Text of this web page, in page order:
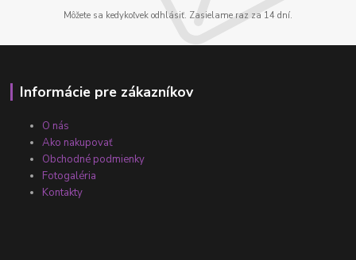
Môžete sa kedykoľvek odhlásiť. Zasielame raz za 14 dní.
Informácie pre zákazníkov
O nás
Ako nakupovať
Obchodné podmienky
Fotogaléria
Kontakty